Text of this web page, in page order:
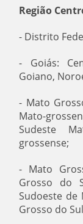
Região
- Distrito
- Goiás:
Goiano,
- Mato
Mato-
Sudeste
grossense;
- Mato
Grosso do
Sudoeste de
Grosso do